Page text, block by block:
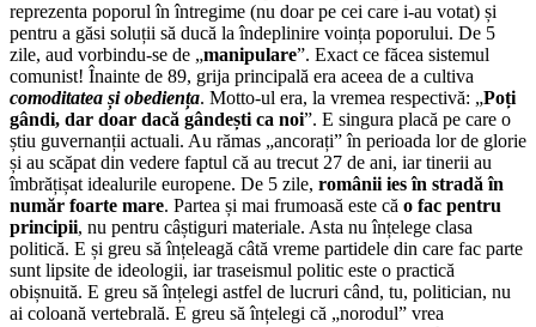
reprezenta poporul în întregime (nu doar pe cei care i-au votat) și
pentru a găsi soluții să ducă la îndeplinire voința poporului. De 5
zile, aud vorbindu-se de „manipulare”. Exact ce făcea sistemul
comunist! Înainte de 89, grija principală era aceea de a cultiva
comoditatea și obediența. Motto-ul era, la vremea respectivă: „Poți
gândi, dar doar dacă gândești ca noi”. E singura placă pe care o
știu guvernanții actuali. Au rămas „ancorați” în perioada lor de glorie
și au scăpat din vedere faptul că au trecut 27 de ani, iar tinerii au
îmbrățișat idealurile europene. De 5 zile, românii ies în stradă în
număr foarte mare. Partea și mai frumoasă este că o fac pentru
principii, nu pentru câștiguri materiale. Asta nu înțelege clasa
politică. E și greu să înțeleagă câtă vreme partidele din care fac parte
sunt lipsite de ideologii, iar traseismul politic este o practică
obișnuită. E greu să înțelegi astfel de lucruri când, tu, politician, nu
ai coloană vertebrală. E greu să înțelegi că „norodul” vrea